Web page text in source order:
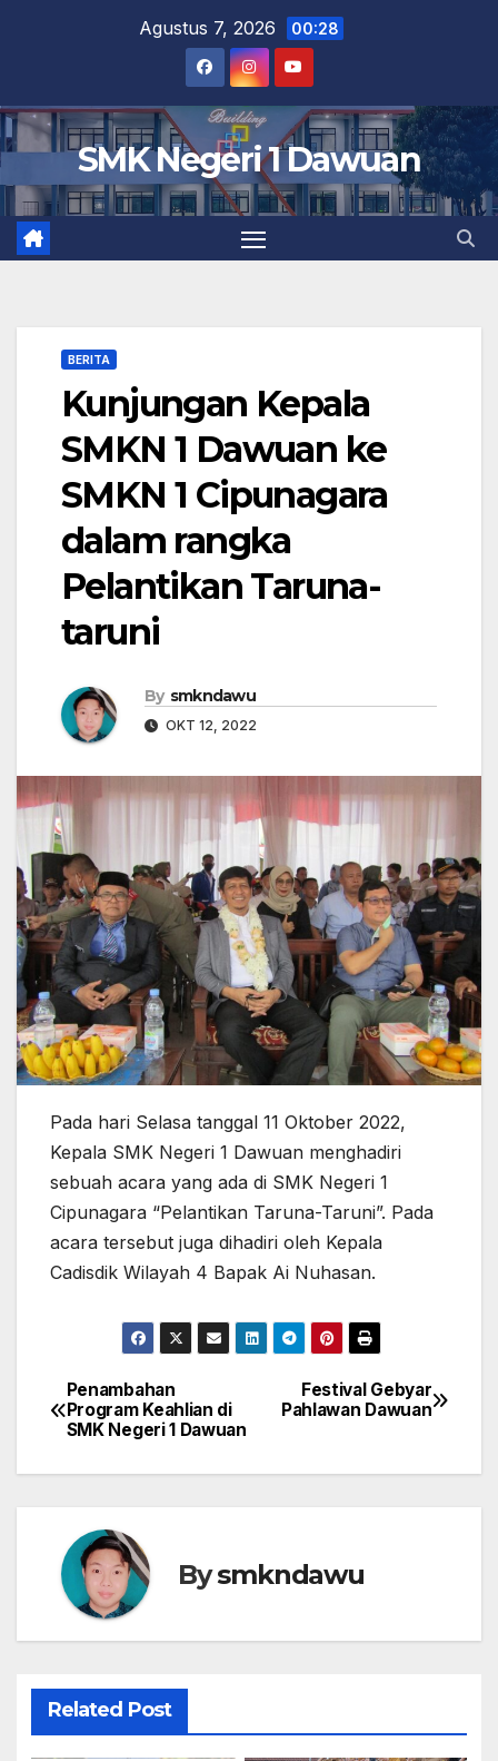
Agustus 7, 2026 00:28
SMK Negeri 1 Dawuan
BERITA
Kunjungan Kepala
SMKN 1 Dawuan ke
SMKN 1 Cipunagara
dalam rangka
Pelantikan Taruna-
taruni
By smkndawu
OKT 12, 2022
Pada hari Selasa tanggal 11 Oktober 2022,
Kepala SMK Negeri 1 Dawuan menghadiri
sebuah acara yang ada di SMK Negeri 1
Cipunagara “Pelantikan Taruna-Taruni”. Pada
acara tersebut juga dihadiri oleh Kepala
Cadisdik Wilayah 4 Bapak Ai Nuhasan.
Navigasi
pos
Festival Gebyar
Pahlawan Dawuan
Penambahan
Program Keahlian di
SMK Negeri 1 Dawuan
Bysmkndawu
Related Post